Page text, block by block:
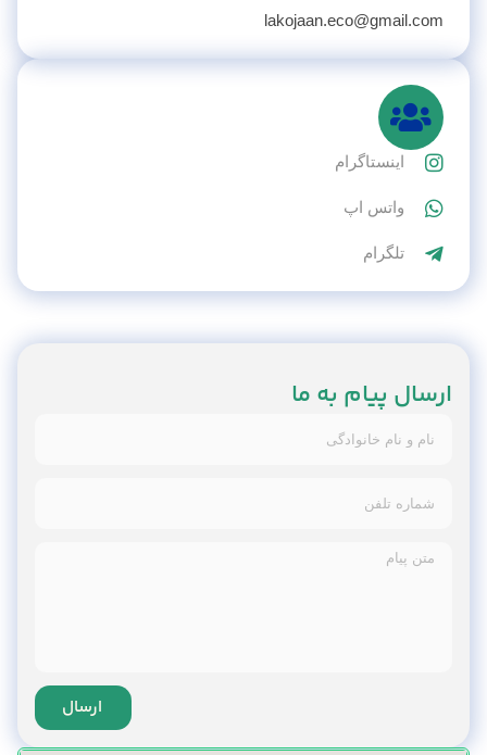
lakojaan.eco@gmail.com
اینستاگرام
واتس اپ
تلگرام
ارسال پیام به ما
ارسال